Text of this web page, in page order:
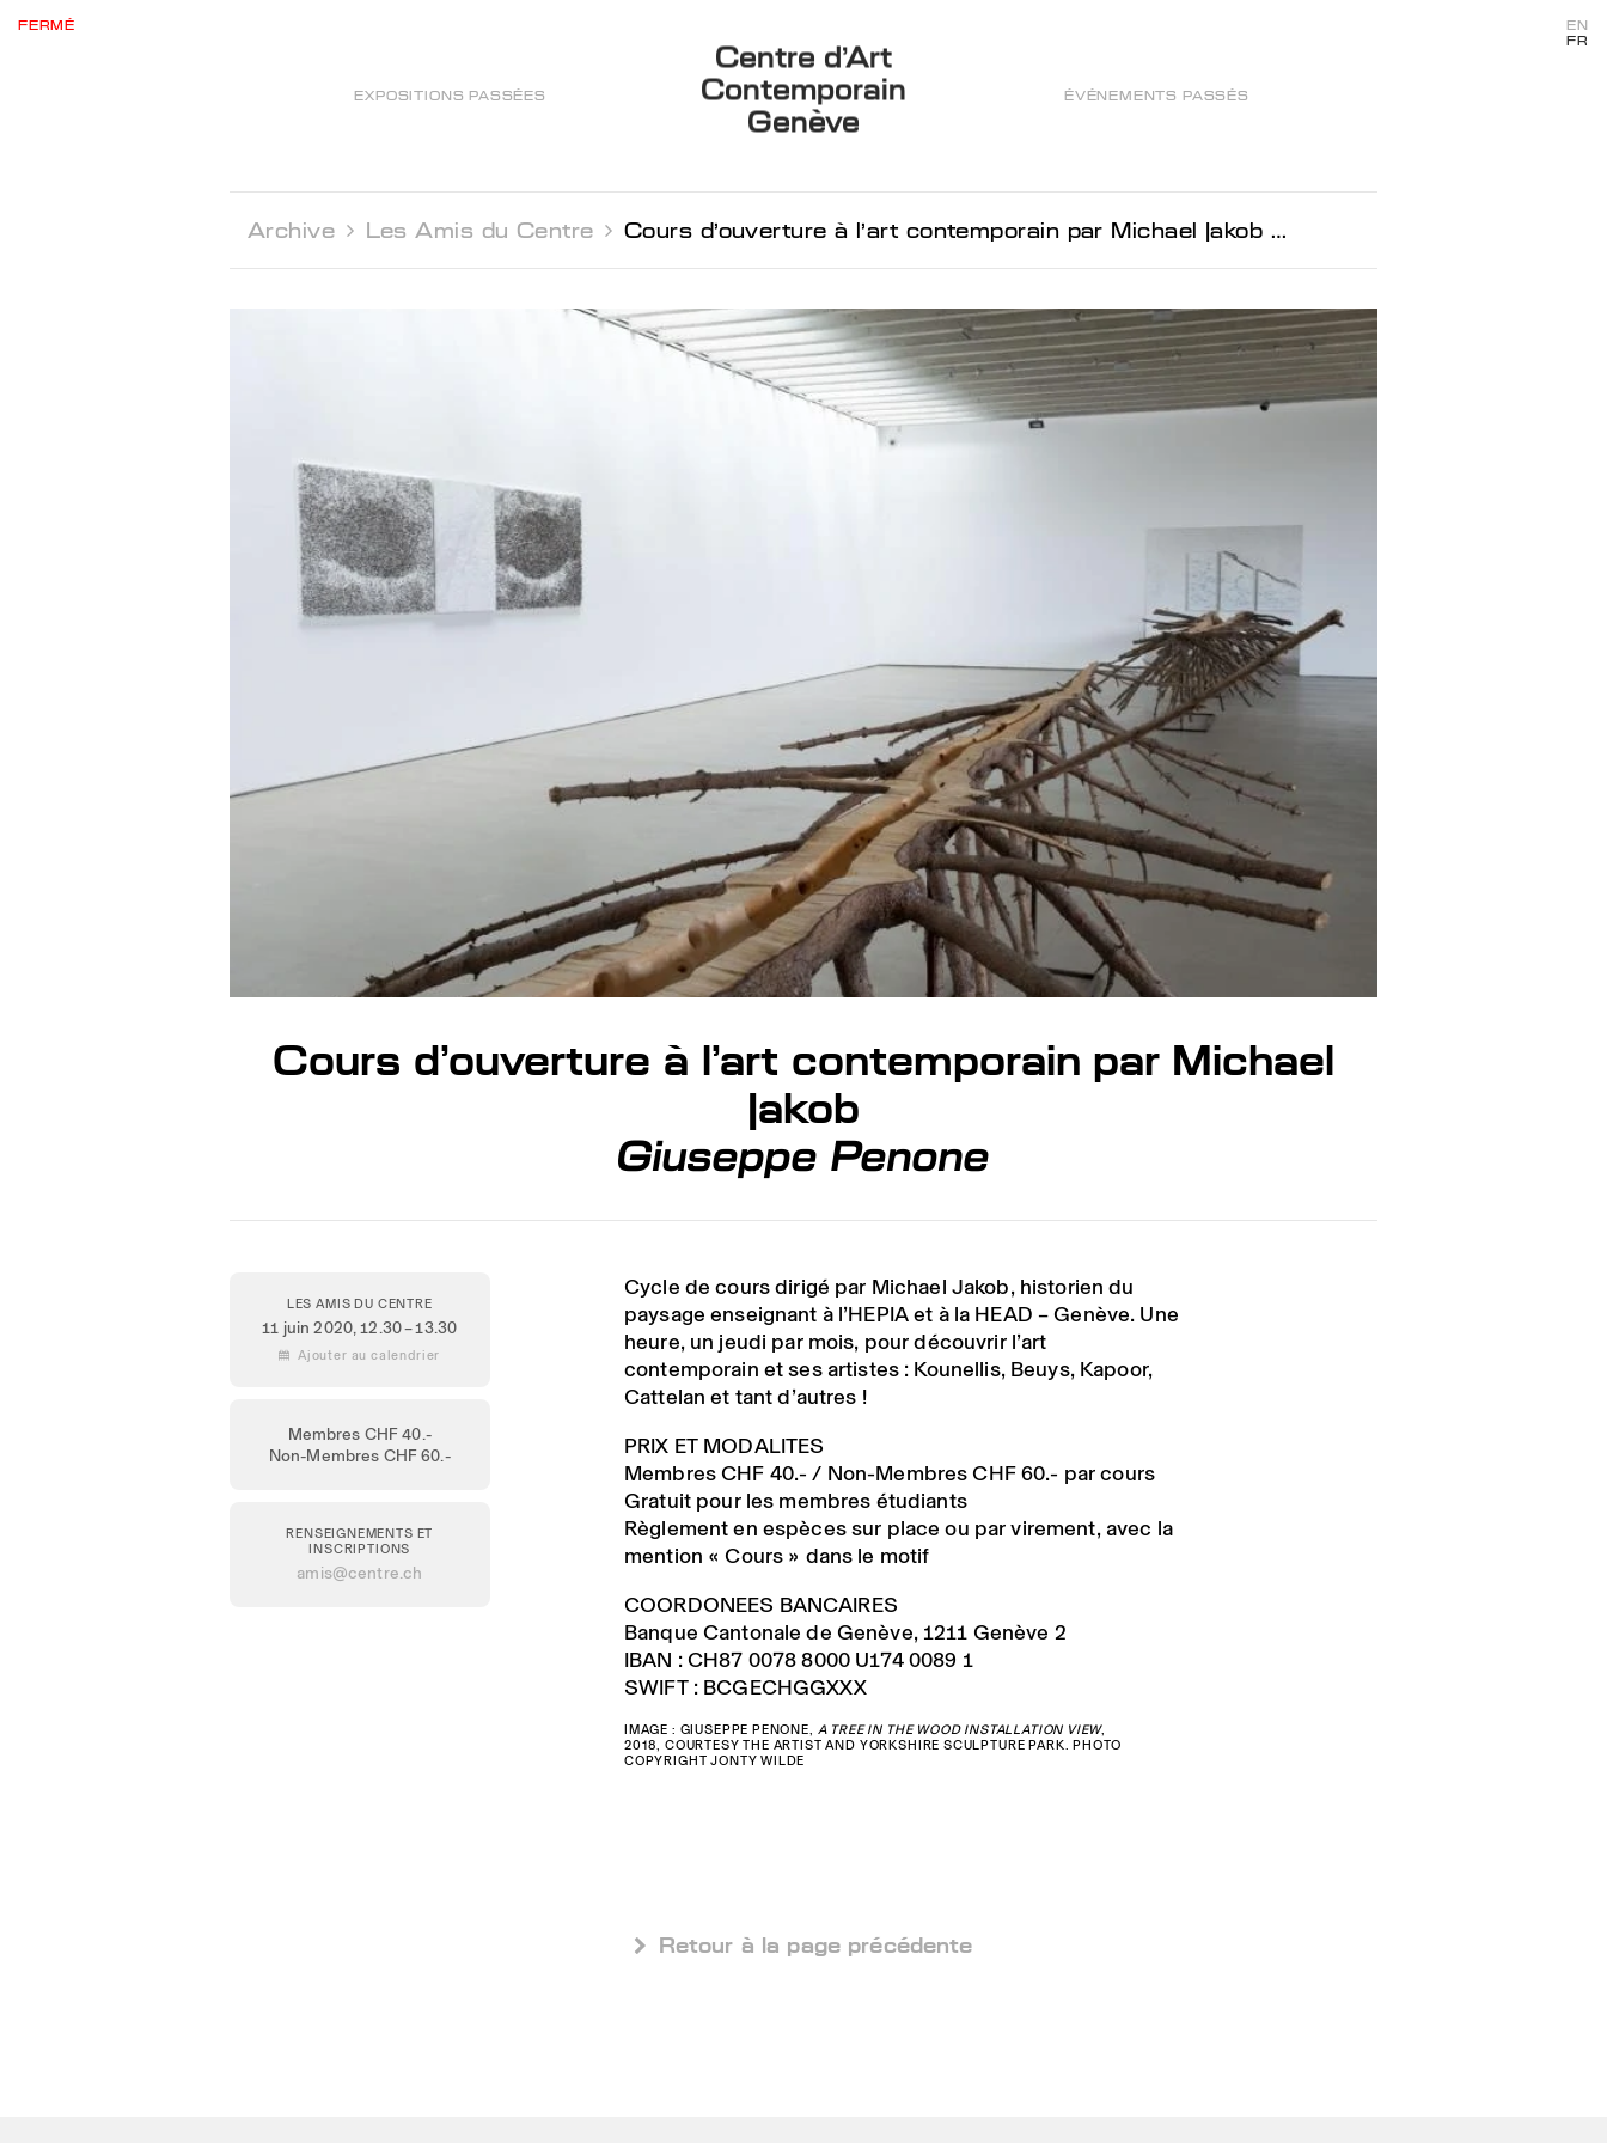
FERMÉ
EXPOSITIONS PASSÉES
Centre d’Art
Contemporain
Genève
ÉVÉNEMENTS PASSÉS
EN
FR
Archive  Les Amis du Centre  Cours d'ouverture à l'art contemporain par Michael Jakob
Cours d’ouverture à l’art contemporain par Michael
Jakob
Giuseppe Penone
LES AMIS DU CENTRE
11 juin 2020, 12.30 – 13.30
 Ajouter au calendrier
Membres CHF 40.-
Non-Membres CHF 60.-
RENSEIGNEMENTS ET
INSCRIPTIONS
amis@centre.ch
Cycle de cours dirigé par Michael Jakob, historien du
paysage enseignant à l’HEPIA et à la HEAD – Genève. Une
heure, un jeudi par mois, pour découvrir l’art
contemporain et ses artistes : Kounellis, Beuys, Kapoor,
Cattelan et tant d’autres !
PRIX ET MODALITES
Membres CHF 40.- / Non-Membres CHF 60.- par cours
Gratuit pour les membres étudiants
Règlement en espèces sur place ou par virement, avec la
mention « Cours » dans le motif
COORDONEES BANCAIRES
Banque Cantonale de Genève, 1211 Genève 2
IBAN : CH87 0078 8000 U174 0089 1
SWIFT : BCGECHGGXXX
IMAGE : GIUSEPPE PENONE, A TREE IN THE WOOD INSTALLATION VIEW,
2018, COURTESY THE ARTIST AND YORKSHIRE SCULPTURE PARK. PHOTO
COPYRIGHT JONTY WILDE
 Retour à la page précédente